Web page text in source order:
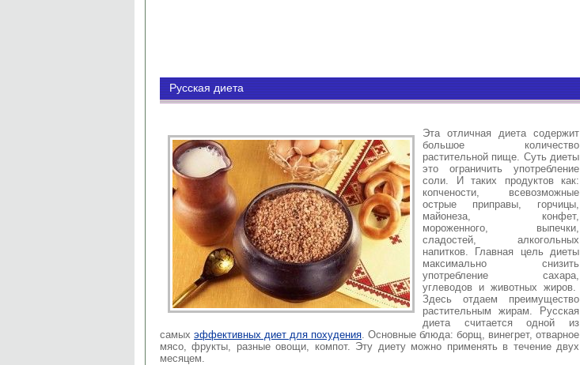
Русская диета
Эта отличная диета содержит
большое количество
растительной пище. Суть диеты
это ограничить употребление
соли. И таких продуктов как:
копчености , всевозможные
острые приправы, горчицы,
майонеза, конфет,
мороженного, выпечки,
сладостей, алкогольных
напитков. Главная цель диеты
максимально снизить
употребление сахара,
углеводов и животных жиров.
Здесь отдаем преимущество
растительным жирам. Русская
диета считается одной из
самых эффективных диет для похудения . Основные блюда: борщ, винегрет, отварное
мясо, фрукты, разные овощи, компот. Эту диету можно применять в течение двух
месяцем.